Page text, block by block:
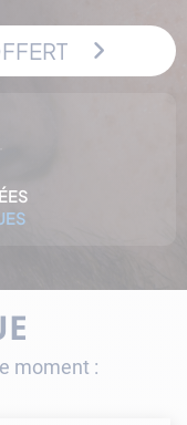
moment :